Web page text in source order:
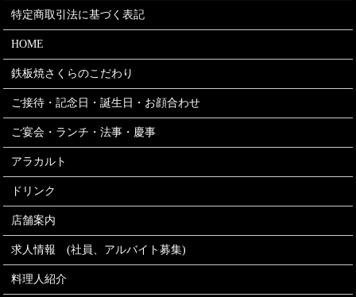
特定商取引法に基づく表記
HOME
鉄板焼さくらのこだわり
ご接待・記念日・誕生日・お顔合わせ
ご宴会・ランチ・法事・慶事
アラカルト
ドリンク
店舗案内
求人情報 (社員、アルバイト募集)
料理人紹介